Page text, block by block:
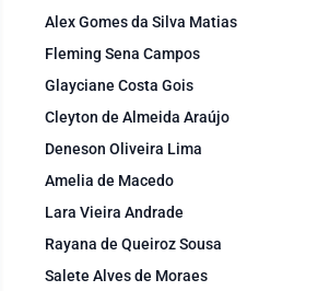
Alex Gomes da Silva Matias
Fleming Sena Campos
Glayciane Costa Gois
Cleyton de Almeida Araújo
Deneson Oliveira Lima
Amelia de Macedo
Lara Vieira Andrade
Rayana de Queiroz Sousa
Salete Alves de Moraes